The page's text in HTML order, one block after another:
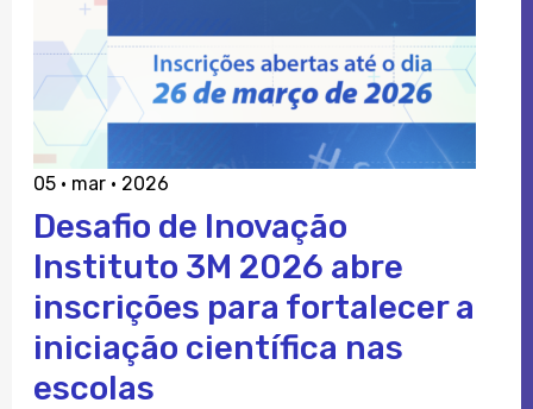
05 · mar · 2026
Desafio de Inovação
Instituto 3M 2026 abre
inscrições para fortalecer a
iniciação científica nas
escolas